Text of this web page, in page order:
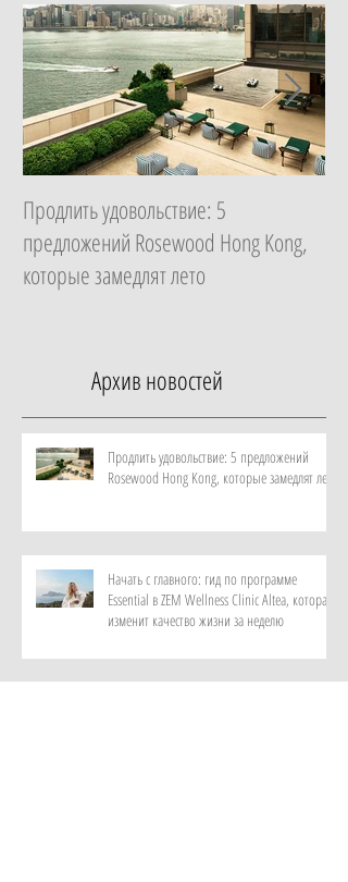
Продлить удовольствие: 5
предложений Rosewood Hong Kong,
которые замедлят лето
Архив новостей
Продлить удовольствие: 5 предложений
Rosewood Hong Kong, которые замедлят лето
Начать с главного: гид по программе
Essential в ZEM Wellness Clinic Altea, которая
изменит качество жизни за неделю